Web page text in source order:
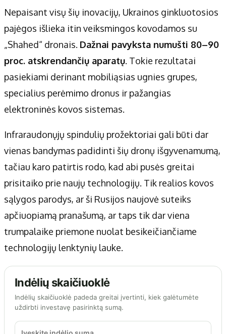
Nepaisant visų šių inovacijų, Ukrainos ginkluotosios
pajėgos išlieka itin veiksmingos kovodamos su
„Shahed“ dronais. Dažnai pavyksta numušti 80–90
proc. atskrendančių aparatų. Tokie rezultatai
pasiekiami derinant mobiliąsias ugnies grupes,
specialius perėmimo dronus ir pažangias
elektroninės kovos sistemas.
Infraraudonųjų spindulių prožektoriai gali būti dar
vienas bandymas padidinti šių dronų išgyvenamumą,
tačiau karo patirtis rodo, kad abi pusės greitai
prisitaiko prie naujų technologijų. Tik realios kovos
sąlygos parodys, ar ši Rusijos naujovė suteiks
apčiuopiamą pranašumą, ar taps tik dar viena
trumpalaike priemone nuolat besikeičiančiame
technologijų lenktynių lauke.